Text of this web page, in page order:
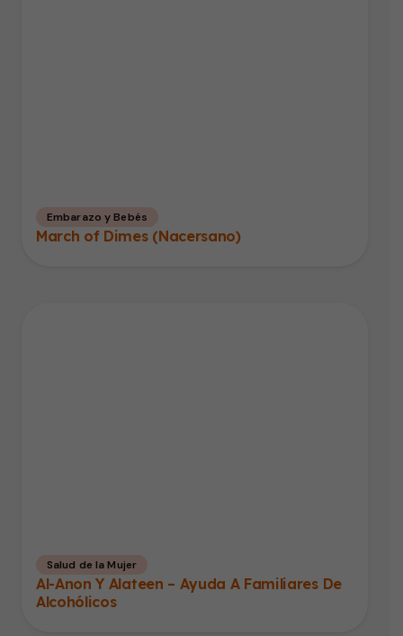
Embarazo y Bebés
March of Dimes (Nacersano)
Salud de la Mujer
Al-Anon Y Alateen – Ayuda A Familiares De
Alcohólicos